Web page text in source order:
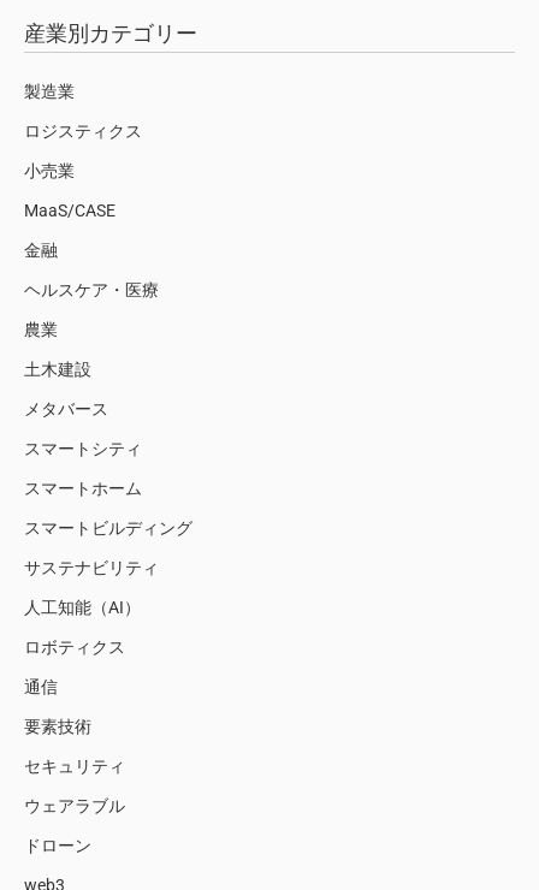
産業別カテゴリー
製造業
ロジスティクス
小売業
MaaS/CASE
金融
ヘルスケア・医療
農業
土木建設
メタバース
スマートシティ
スマートホーム
スマートビルディング
サステナビリティ
人工知能（AI）
ロボティクス
通信
要素技術
セキュリティ
ウェアラブル
ドローン
web3